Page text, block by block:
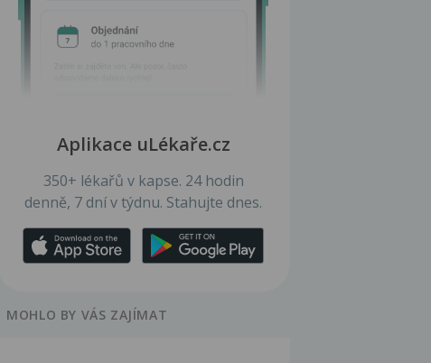
Aplikace uLékaře.cz
350+ lékařů v kapse. 24 hodin
denně, 7 dní v týdnu. Stahujte dnes.
MOHLO BY VÁS ZAJÍMAT